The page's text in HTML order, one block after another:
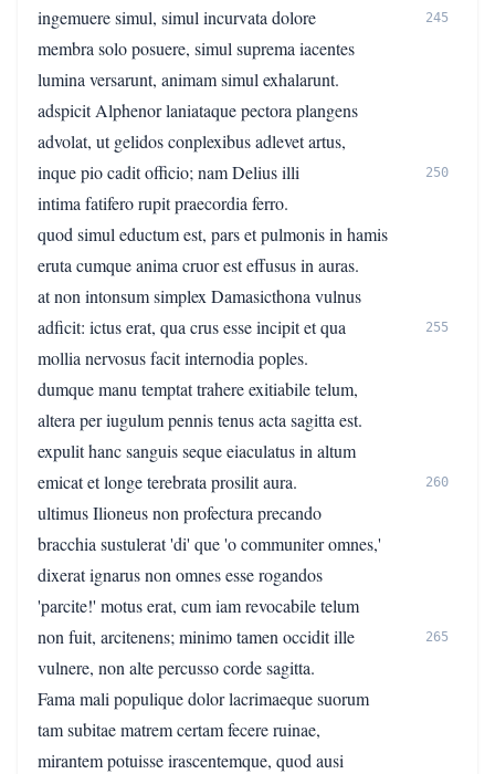
ingemuere simul, simul incurvata dolore 245
membra solo posuere, simul suprema iacentes
lumina versarunt, animam simul exhalarunt.
adspicit Alphenor laniataque pectora plangens
advolat, ut gelidos conplexibus adlevet artus,
inque pio cadit officio; nam Delius illi
250
intima fatifero rupit praecordia ferro.
quod simul eductum est, pars et pulmonis in hamis
eruta cumque anima cruor est effusus in auras.
at non intonsum simplex Damasicthona vulnus
adficit: ictus erat, qua crus esse incipit et qua
255
mollia nervosus facit internodia poples.
dumque manu temptat trahere exitiabile telum,
altera per iugulum pennis tenus acta sagitta est.
expulit hanc sanguis seque eiaculatus in altum
emicat et longe terebrata prosilit aura.
260
ultimus Ilioneus non profectura precando
bracchia sustulerat 'di' que 'o communiter omnes,'
dixerat ignarus non omnes esse rogandos
'parcite!' motus erat, cum iam revocabile telum
non fuit, arcitenens; minimo tamen occidit ille
265
vulnere, non alte percusso corde sagitta.
Fama mali populique dolor lacrimaeque suorum
tam subitae matrem certam fecere ruinae,
mirantem potuisse irascentemque, quod ausi